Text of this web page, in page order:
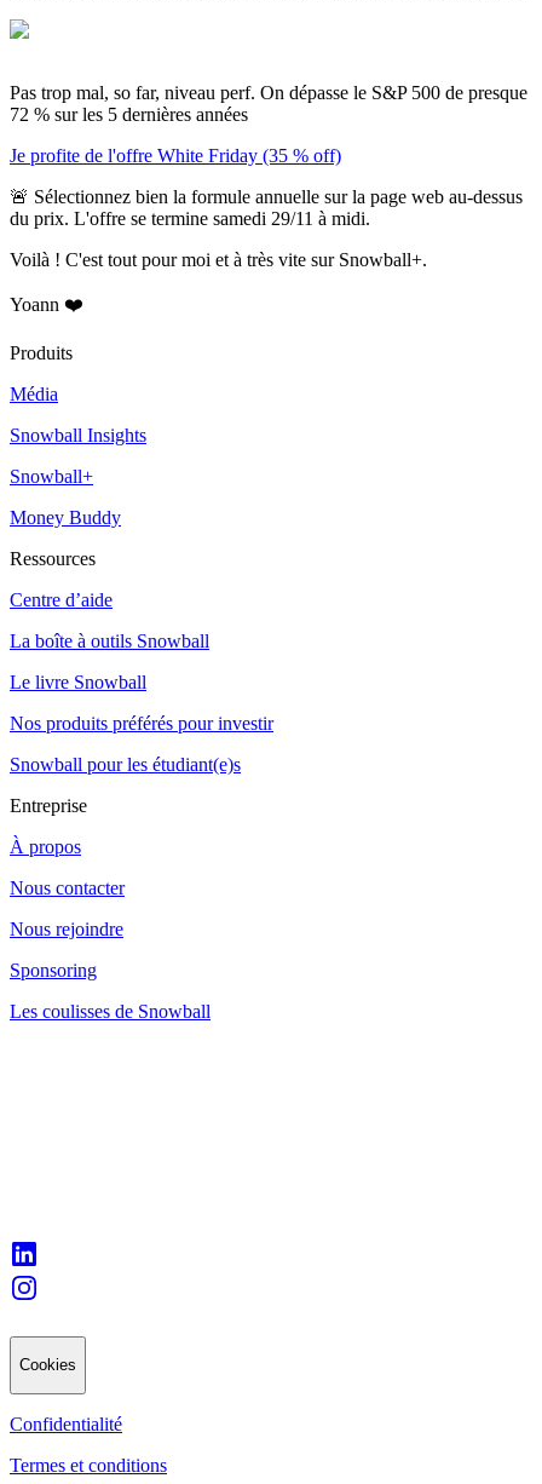
Pas trop mal, so far, niveau perf. On dépasse le S&P 500 de presque
72 % sur les 5 dernières années
Je profite de l'offre White Friday (35 % off)
🚨 Sélectionnez bien la formule annuelle sur la page web au-dessus
du prix. L'offre se termine samedi 29/11 à midi.
Voilà ! C'est tout pour moi et à très vite sur Snowball+.
Yoann ❤️
Produits
Média
Snowball Insights
Snowball+
Money Buddy
Ressources
Centre d’aide
La boîte à outils Snowball
Le livre Snowball
Nos produits préférés pour investir
Snowball pour les étudiant(e)s
Entreprise
À propos
Nous contacter
Nous rejoindre
Sponsoring
Les coulisses de Snowball
Cookies
Confidentialité
Termes et conditions